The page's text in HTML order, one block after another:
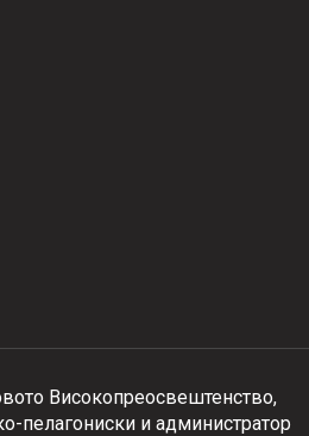
Високопреосвештенство,
пелагониски и администратор